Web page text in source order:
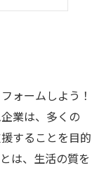
ォームしよう！
業は、多くの
することを目的
は、生活の質を